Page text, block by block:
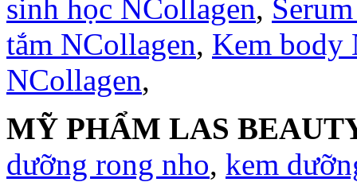
sinh học NCollagen,
tắm NCollagen, Kem body
NCollagen,
MỸ PHẨM LAS
dưỡng rong nho, kem